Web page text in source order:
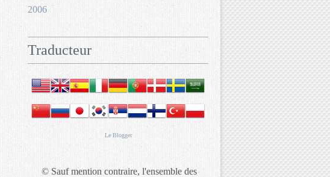
2006
Traducteur
Le Blogger
© Sauf mention contraire, l'ensemble des